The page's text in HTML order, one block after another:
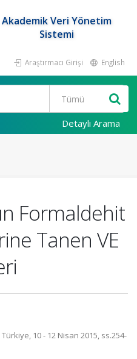
Akademik Veri Yönetim
Sistemi
Araştırmacı Girişi English
Detaylı Arama
Formaldehit
Tanen VE
10 - 12 Nisan 2015, ss.254-